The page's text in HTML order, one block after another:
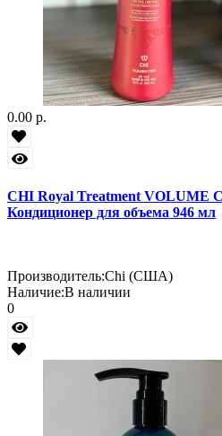
0.00 р.
CHI Royal Treatment VOLUME
Кондиционер для объема 946 мл
Производитель:Chi (США)
Наличие:В наличии
0